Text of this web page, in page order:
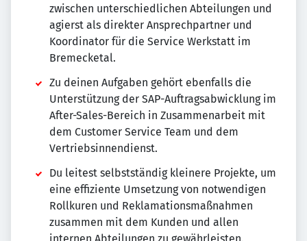
zwischen unterschiedlichen Abteilungen und
agierst als direkter Ansprechpartner und
Koordinator für die Service Werkstatt im
Bremecketal.
Zu deinen Aufgaben gehört ebenfalls die
Unterstützung der SAP-Auftragsabwicklung im
After-Sales-Bereich in Zusammenarbeit mit
dem Customer Service Team und dem
Vertriebsinnendienst.
Du leitest selbstständig kleinere Projekte, um
eine effiziente Umsetzung von notwendigen
Rollkuren und Reklamationsmaßnahmen
zusammen mit dem Kunden und allen